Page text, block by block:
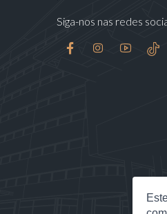
Siga-nos nas redes